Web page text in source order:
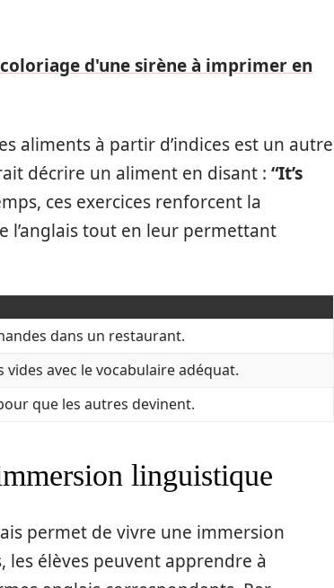
d'une sirène à imprimer en
aliments à partir d’indices est un autre
décrire un aliment en disant : “It’s
ces exercices renforcent la
l’anglais tout en leur permettant
dans un restaurant.
vides avec le vocabulaire adéquat.
que les autres devinent.
linguistique
permet de vivre une immersion
les élèves peuvent apprendre à